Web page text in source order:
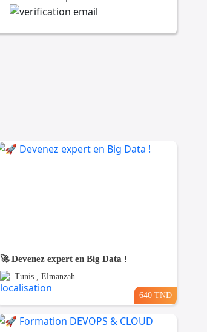
🚀 Devenez expert en Big Data !
Tunis , Elmanzah
640 TND